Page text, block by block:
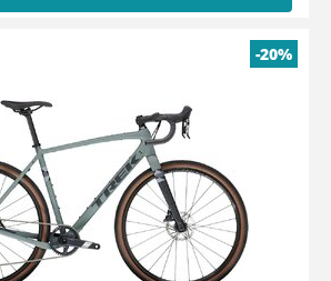
-20%